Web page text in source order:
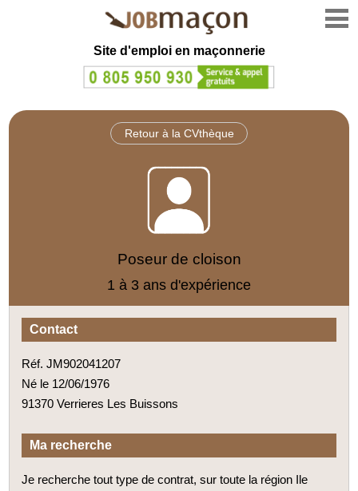
Site d'emploi en maçonnerie
Retour à la CVthèque
Poseur de cloison
1 à 3 ans d'expérience
Contact
Réf. JM902041207
Né le 12/06/1976
91370 Verrieres Les Buissons
Ma recherche
Je recherche tout type de contrat, sur toute la région Ile